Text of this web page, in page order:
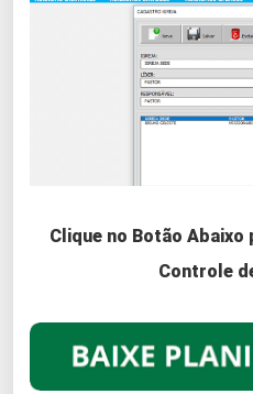
Clique no Botão Abaixo
Controle